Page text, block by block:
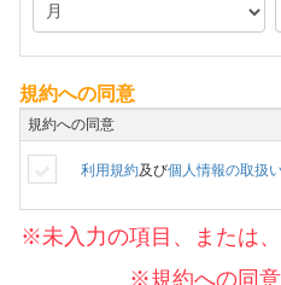
規約への同意
規約への同意
利用規約及び個人情報の取扱
※未入力の項目、または、
※規約への同意